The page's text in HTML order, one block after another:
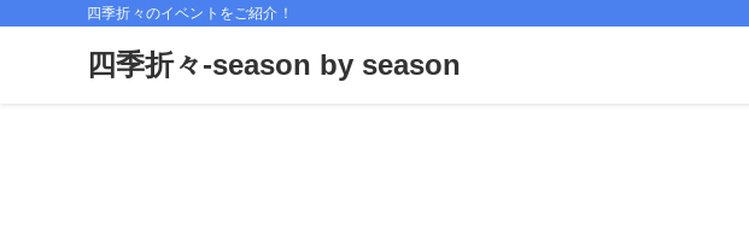
四季折々のイベントをご紹介！
四季折々-season by season